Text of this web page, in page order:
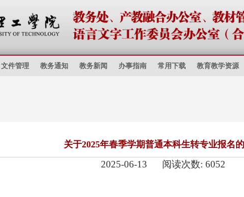
文件管理 教务通知 教务新闻 办事指南 常用下载 教育教学资源
关于2025年春季学期普通本科生转专业报名
2025-06-13 阅读次数: 6052